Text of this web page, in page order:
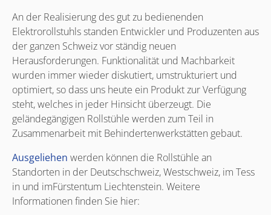
An der Realisierung des gut zu bedienenden
Elektrorollstuhls standen Entwickler und Produzenten aus
der ganzen Schweiz vor ständig neuen
Herausforderungen. Funktionalität und Machbarkeit
wurden immer wieder diskutiert, umstrukturiert und
optimiert, so dass uns heute ein Produkt zur Verfügung
steht, welches in jeder Hinsicht überzeugt. Die
geländegängigen Rollstühle werden zum Teil in
Zusammenarbeit mit Behindertenwerkstätten gebaut.
Ausgeliehen werden können die Rollstühle an
Standorten in der Deutschschweiz, Westschweiz, im Tess
in und imFürstentum Liechtenstein. Weitere
Informationen finden Sie hier: